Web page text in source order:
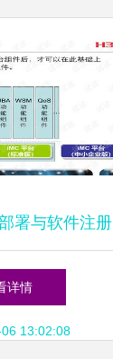
署与软件注册
梅州软件开发
例
详情
13:02:08